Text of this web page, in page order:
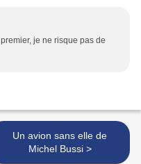
je ne risque pas de
Un avion sans elle de
Michel Bussi >